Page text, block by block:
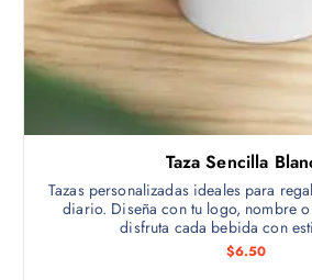
e
m
t
i
p
l
e
Taza Sencilla
Tazas personalizadas ideales para
diario. Diseña con tu logo, nombre
disfruta cada bebida con
$6.50